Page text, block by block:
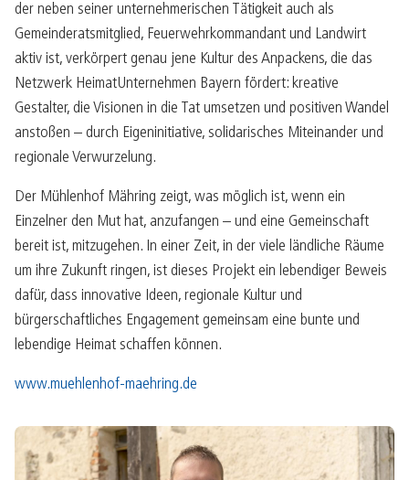
der neben seiner unternehmerischen Tätigkeit auch als
Gemeinderatsmitglied, Feuerwehrkommandant und Landwirt
aktiv ist, verkörpert genau jene Kultur des Anpackens, die das
Netzwerk HeimatUnternehmen Bayern fördert: kreative
Gestalter, die Visionen in die Tat umsetzen und positiven Wandel
anstoßen – durch Eigeninitiative, solidarisches Miteinander und
regionale Verwurzelung.
Der Mühlenhof Mähring zeigt, was möglich ist, wenn ein
Einzelner den Mut hat, anzufangen – und eine Gemeinschaft
bereit ist, mitzugehen. In einer Zeit, in der viele ländliche Räume
um ihre Zukunft ringen, ist dieses Projekt ein lebendiger Beweis
dafür, dass innovative Ideen, regionale Kultur und
bürgerschaftliches Engagement gemeinsam eine bunte und
lebendige Heimat schaffen können.
www.muehlenhof-maehring.de